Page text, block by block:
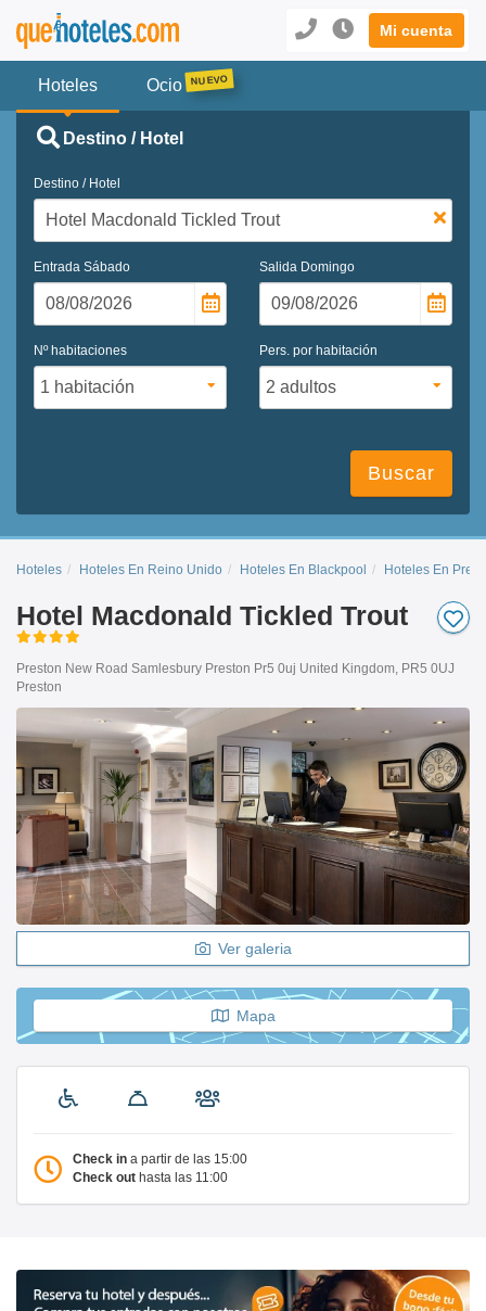
Mi cuenta
Hoteles Ocio
Destino / Hotel
Destino / Hotel
Entrada Sábado Salida Domingo
Nº habitaciones Pers. por habitación
Buscar
Hoteles Hoteles En Reino Unido Hoteles En Blackpool Hoteles En
Hotel Macdonald Tickled Trout
Preston New Road Samlesbury Preston Pr5 0uj United Kingdom, PR5 0UJ
Preston
Ver galeria
Mapa
Check in a partir de las 15:00
Check out hasta las 11:00